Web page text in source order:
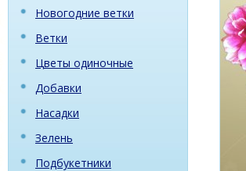
Новогодние ветки
Ветки
Цветы одиночные
Добавки
Насадки
Зелень
Подбукетники